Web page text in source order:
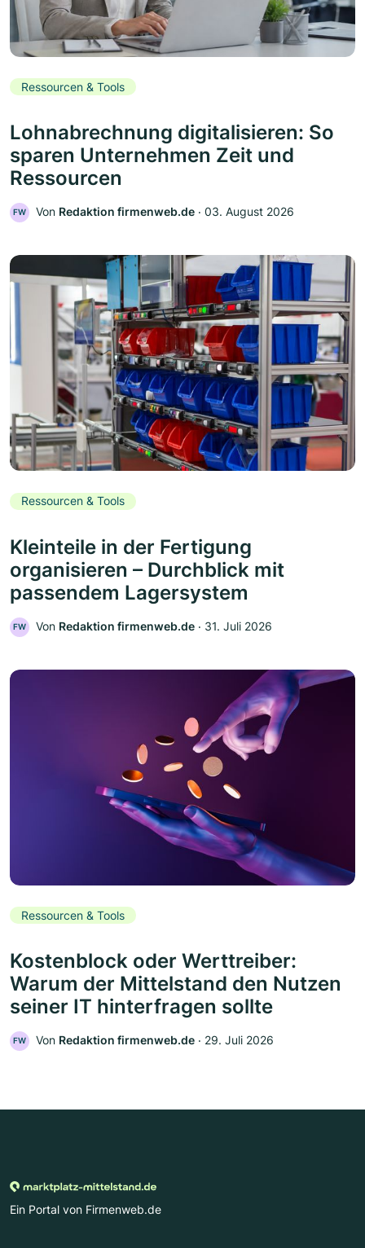
Ressourcen & Tools
Lohnabrechnung digitalisieren: So
sparen Unternehmen Zeit und
Ressourcen
FW Von Redaktion firmenweb.de ‧ 03. August 2026
Ressourcen & Tools
Kleinteile in der Fertigung
organisieren – Durchblick mit
passendem Lagersystem
FW Von Redaktion firmenweb.de ‧ 31. Juli 2026
Ressourcen & Tools
Kostenblock oder Werttreiber:
Warum der Mittelstand den Nutzen
seiner IT hinterfragen sollte
FW Von Redaktion firmenweb.de ‧ 29. Juli 2026
Ein Portal von Firmenweb.de